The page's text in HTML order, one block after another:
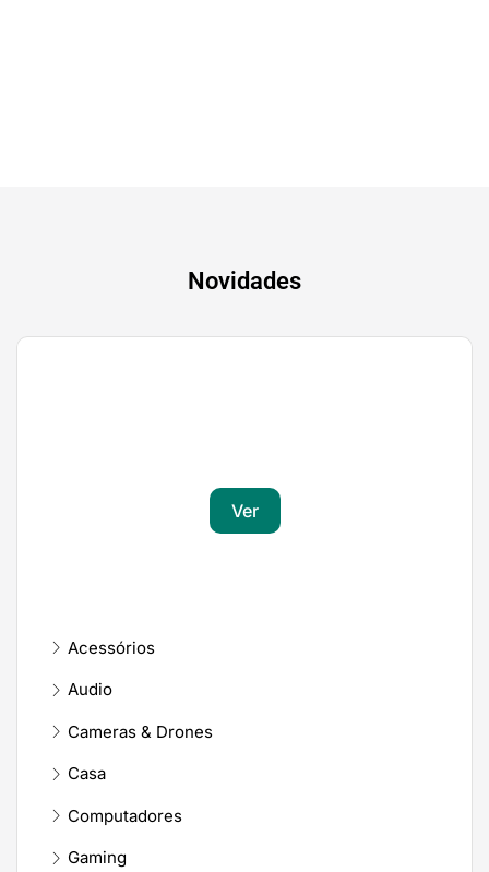
Novidades
Ver
Acessórios
Audio
Cameras & Drones
Casa
Computadores
Gaming